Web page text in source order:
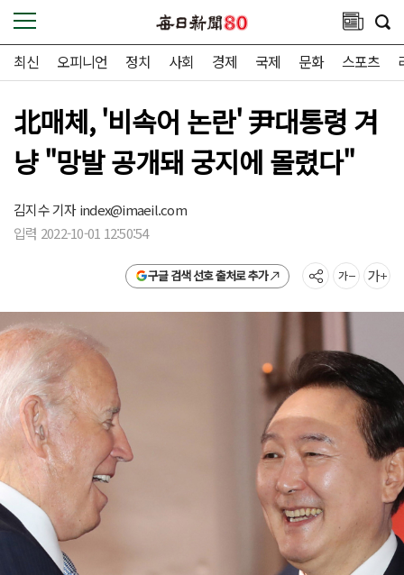
최신 오피니언 정치 사회 경제 국제 문화 스포츠
北매체, '비속어 논란' 尹대통령 겨
냥 "망발 공개돼 궁지에 몰렸다"
김지수 기자index@imaeil.com
입력 2022-10-01 12:50:54
구글 검색 선호 출처로 추가